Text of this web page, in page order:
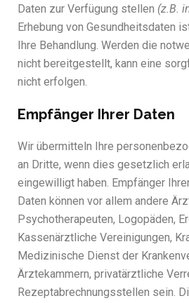
Daten zur Verfügung stellen (z.B.
Erhebung von Gesundheitsdaten
Ihre Behandlung. Werden die
nicht bereitgestellt, kann eine
nicht erfolgen.
Empfänger Ihrer Daten
Wir übermitteln Ihre
an Dritte, wenn dies gesetzlich
eingewilligt haben. Empfänger
Daten können vor allem andere
Psychotherapeuten, Logopäden,
Kassenärztliche Vereinigungen,
Medizinische Dienst der
Ärztekammern, privatärztliche
Rezeptabrechnungsstellen sein.